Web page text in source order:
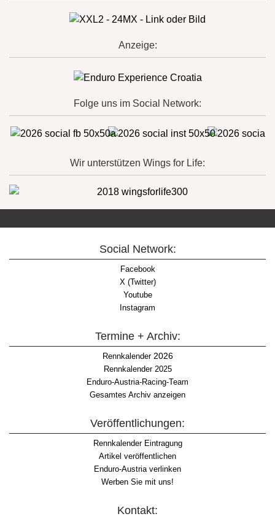
Anzeige:
Folge uns im Social Network:
Wir unterstützen Wings for Life:
Social Network:
Facebook
X (Twitter)
Youtube
Instagram
Termine + Archiv:
Rennkalender2026
Rennkalender 2025
Enduro-Austria-Racing-Team
Gesamtes Archiv anzeigen
Veröffentlichungen:
Rennkalender Eintragung
Artikel veröffentlichen
Enduro-Austria verlinken
Werben Sie mit uns!
Kontakt: